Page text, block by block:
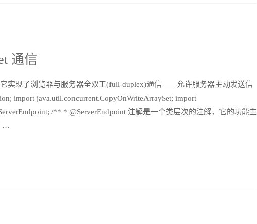
通信
它实现了浏览器与服务器全双工(full-duplex)通信——允许服务器主动发送信
import java.util.concurrent.CopyOnWriteArraySet; import
/** * @ServerEndpoint 注解是一个类层次的注解，它的功能主
…